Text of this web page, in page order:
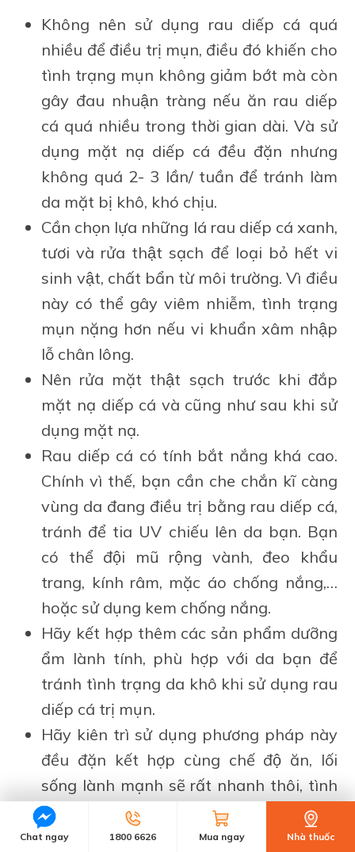
Không nên sử dụng rau diếp cá quá
nhiều để điều trị mụn, điều đó khiến cho
tình trạng mụn không giảm bớt mà còn
gây đau nhuận tràng nếu ăn rau diếp
cá quá nhiều trong thời gian dài. Và sử
dụng mặt nạ diếp cá đều đặn nhưng
không quá 2- 3 lần/ tuần để tránh làm
da mặt bị khô, khó chịu.
Cần chọn lựa những lá rau diếp cá xanh,
tươi và rửa thật sạch để loại bỏ hết vi
sinh vật, chất bẩn từ môi trường. Vì điều
này có thể gây viêm nhiễm, tình trạng
mụn nặng hơn nếu vi khuẩn xâm nhập
lỗ chân lông.
Nên rửa mặt thật sạch trước khi đắp
mặt nạ diếp cá và cũng như sau khi sử
dụng mặt nạ.
Rau diếp cá có tính bắt nắng khá cao.
Chính vì thế, bạn cần che chắn kĩ càng
vùng da đang điều trị bằng rau diếp cá,
tránh để tia UV chiếu lên da bạn. Bạn
có thể đội mũ rộng vành, đeo khẩu
trang, kính râm, mặc áo chống nắng,…
hoặc sử dụng kem chống nắng.
Hãy kết hợp thêm các sản phẩm dưỡng
ẩm lành tính, phù hợp với da bạn để
tránh tình trạng da khô khi sử dụng rau
diếp cá trị mụn.
Hãy kiên trì sử dụng phương pháp này
đều đặn kết hợp cùng chế độ ăn, lối
sống lành mạnh sẽ rất nhanh thôi, tình
trạng mụn không còn thấy trên da bạn
nữa đâu.
Chat ngay 1800 6626 Mua ngay Nhà thuốc